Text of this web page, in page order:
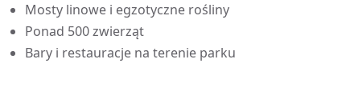
Mosty linowe i egzotyczne rośliny
Ponad 500 zwierząt
Bary i restauracje na terenie parku